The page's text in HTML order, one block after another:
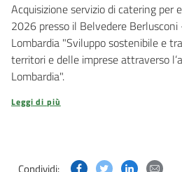
Acquisizione servizio di catering per
2026 presso il Belvedere
Lombardia "Sviluppo sostenibile e
territori e delle imprese attraverso
Lombardia".
Leggi di più
Condividi questa
Condividi